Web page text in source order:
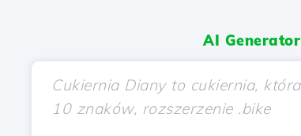
AI Generator